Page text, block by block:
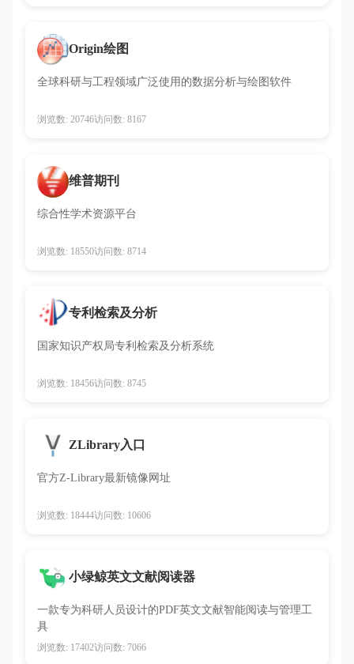
Origin绘图
全球科研与工程领域广泛使用的数据分析与绘图软件
浏览数: 20746访问数: 8167
维普期刊
综合性学术资源平台
浏览数: 18550访问数: 8714
专利检索及分析
国家知识产权局专利检索及分析系统
浏览数: 18456访问数: 8745
ZLibrary入口
官方Z-Library最新镜像网址
浏览数: 18444访问数: 10606
小绿鲸英文文献阅读器
一款专为科研人员设计的PDF英文文献智能阅读与管理工
具
浏览数: 17402访问数: 7066